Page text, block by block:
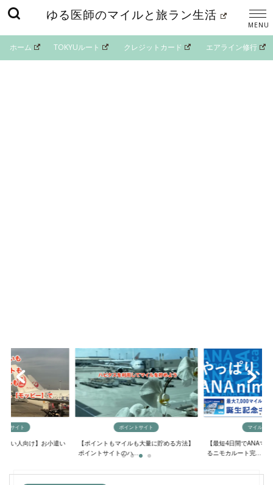
ゆる医師のマイルと旅ラン生活
ホーム TOKYUルート クレジットカード エアライン修行
トサイト
しい人向け】お小遣い
ポイントサイト
【ポイントもマイルも大量に貯める方法】
ポイントサイトのハ...
マイルの
【最短4日間でANAマ
るニモカルート完...